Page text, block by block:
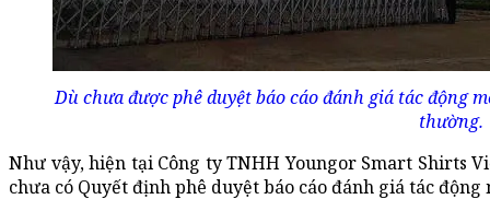
Dù chưa được phê duyệt báo cáo đánh giá tác động
thường.
Như vậy, hiện tại Công ty TNHH Youngor Smart Shirts
chưa có Quyết định phê duyệt báo cáo đánh giá tác